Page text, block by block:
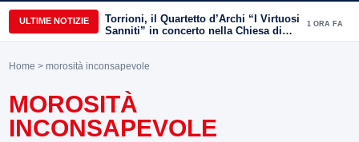
ULTIME NOTIZIE
Torrioni, il Quartetto d’Archi “I Virtuosi
Sanniti” in concerto nella Chiesa di
San Michele Arcangelo
1 ORA FA
Home > morosità inconsapevole
MOROSITÀ
INCONSAPEVOLE